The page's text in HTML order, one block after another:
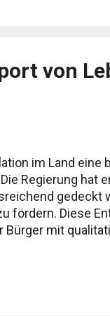
von
im Land eine
Regierung hat
gedeckt
fördern. Diese
Bürger mit
was zu